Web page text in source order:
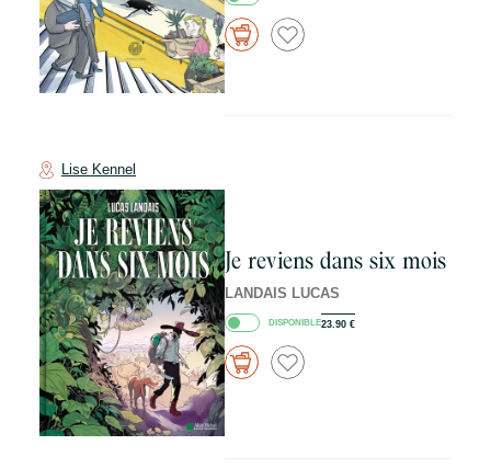
Lise Kennel
Je reviens dans six mois
LANDAIS LUCAS
DISPONIBLE23.90 €